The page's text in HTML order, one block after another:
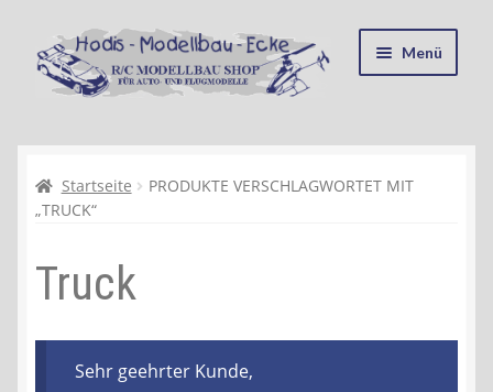
Zur
Navigation
springen
Zum
Inhalt
springen
Menü
Kasse
Recycling, Entsorgung und Umwelt
Shop
Startseite
PRODUKTE VERSCHLAGWORTET MIT
„TRUCK“
Truck
Sehr geehrter Kunde,